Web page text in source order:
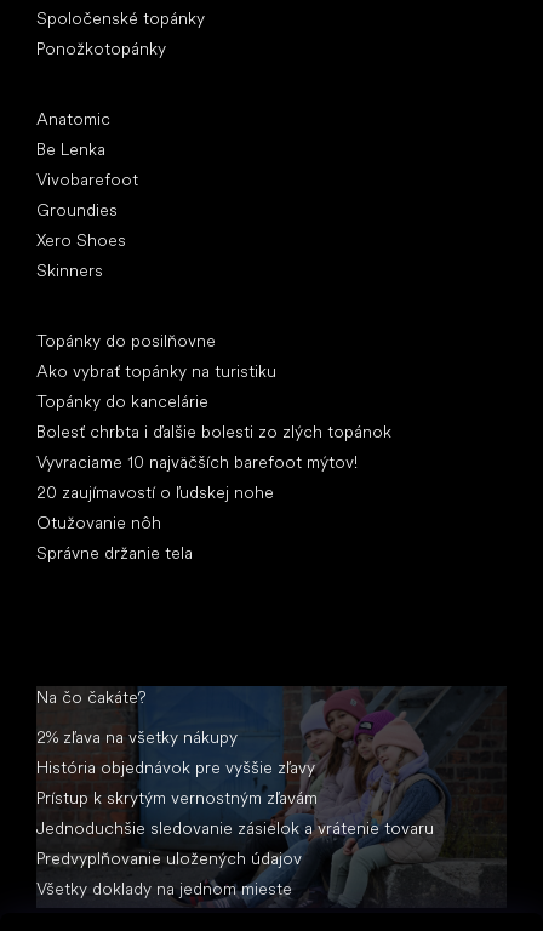
Spoločenské topánky
Ponožkotopánky
Anatomic
Be Lenka
Vivobarefoot
Groundies
Xero Shoes
Skinners
Topánky do posilňovne
Ako vybrať topánky na turistiku
Topánky do kancelárie
Bolesť chrbta i ďalšie bolesti zo zlých topánok
Vyvraciame 10 najväčších barefoot mýtov!
20 zaujímavostí o ľudskej nohe
Otužovanie nôh
Správne držanie tela
Na čo čakáte?
2% zľava na všetky nákupy
História objednávok pre vyššie zľavy
Prístup k skrytým vernostným zľavám
Jednoduchšie sledovanie zásielok a vrátenie tovaru
Predvyplňovanie uložených údajov
Všetky doklady na jednom mieste